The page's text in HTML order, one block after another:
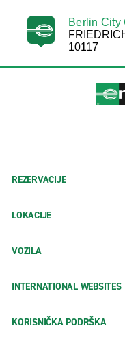
Berlin City
10117
REZERVACIJE
LOKACIJE
VOZILA
INTERNATIONAL WEBSITES
KORISNIČKA PODRŠKA